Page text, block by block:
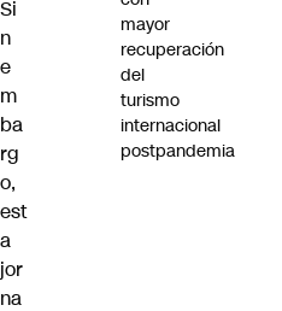
Si
n
e
m
ba
rg
o,
est
a
jor
na
mayor
recuperación
del
turismo
internacional
postpandemia